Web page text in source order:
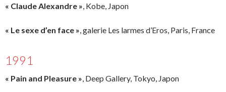
« Claude Alexandre », Kobe, Japon
« Le sexe d’en face », galerie Les larmes d’Eros, Paris, France
1991
« Pain and Pleasure », Deep Gallery, Tokyo, Japon